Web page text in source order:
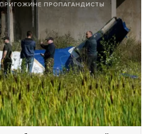
ПРОПАГАНДИСТЫ